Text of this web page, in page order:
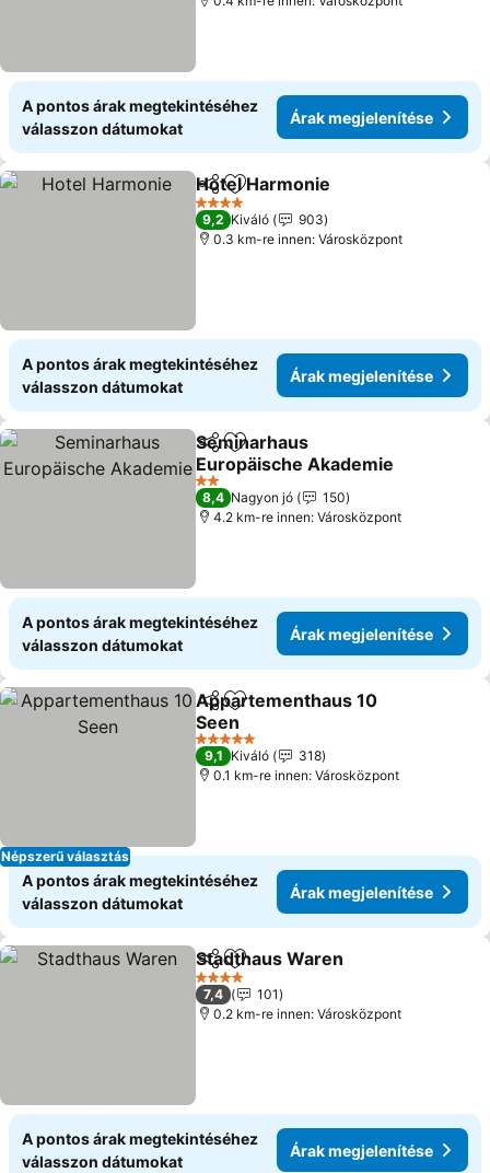
A pontos árak megtekintéséhez
válasszon dátumokat
Árak megjelenítése
Megosztás
Hozzáadás a kedvencekhez
Hotel Harmonie
4 Kategória
9,2 Kiváló
903
0.3 km-re innen: Városközpont
A pontos árak megtekintéséhez
válasszon dátumokat
Árak megjelenítése
Megosztás
Hozzáadás a kedvencekhez
Seminarhaus
Europäische Akademie
Árak megjelenítése
2 Kategória
8,4 Nagyon jó
150
4.2 km-re innen: Városközpont
A pontos árak megtekintéséhez
válasszon dátumokat
Árak megjelenítése
Népszerű választás
Megosztás
Hozzáadás a kedvencekhez
Appartementhaus 10
Seen
Árak megjelenítése
5 Kategória
9,1 Kiváló
318
0.1 km-re innen: Városközpont
A pontos árak megtekintéséhez
válasszon dátumokat
Árak megjelenítése
Megosztás
Hozzáadás a kedvencekhez
Stadthaus Waren
4 Kategória
7,4
101
0.2 km-re innen: Városközpont
A pontos árak megtekintéséhez
válasszon dátumokat
Árak megjelenítése